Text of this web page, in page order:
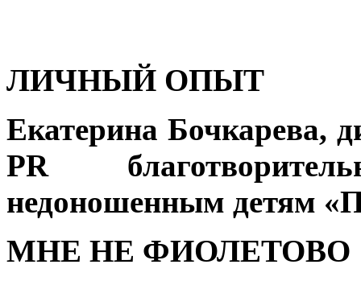
ЛИЧНЫЙ ОПЫТ
Екатерина Бочкарева,
PR
недоношенным детям
МНЕ НЕ ФИОЛЕТОВО